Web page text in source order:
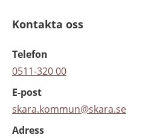
Kontakta oss
Telefon
0511-320 00
E-post
skara.kommun@skara.se
Adress